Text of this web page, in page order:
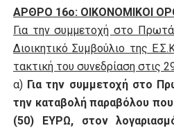
ΑΡΘΡΟ 16ο: ΟΙΚΟΝΟΜΙΚΟΙ
Για την συμμετοχή στο
Διοικητικό Συμβούλιο της
τακτική του συνεδρίαση στις
α) Για την συμμετοχή στο
την καταβολή παραβόλου
(50) ΕΥΡΩ, στον